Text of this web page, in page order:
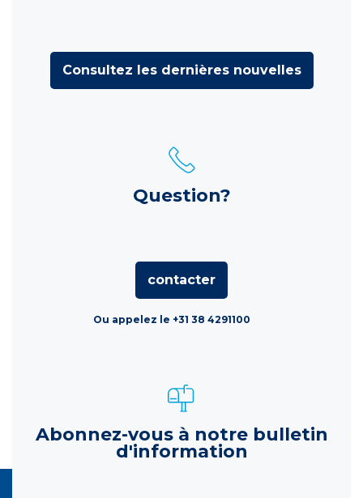
Consultez les dernières nouvelles
Question?
contacter
Ou appelez le +31 38 4291100
Abonnez-vous à notre bulletin
d'information